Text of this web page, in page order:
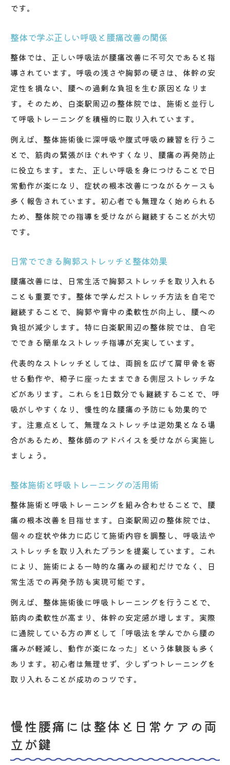
です。
整体で学ぶ正しい呼吸と腰痛改善の関係
整体では、正しい呼吸法が腰痛改善に不可欠であると指
導されています。呼吸の浅さや胸郭の硬さは、体幹の安
定性を損ない、腰への過剰な負担を生む原因となりま
す。そのため、白楽駅周辺の整体院では、施術と並行し
て呼吸トレーニングを積極的に取り入れています。
例えば、整体施術後に深呼吸や腹式呼吸の練習を行うこ
とで、筋肉の緊張がほぐれやすくなり、腰痛の再発防止
に役立ちます。また、正しい呼吸を身につけることで日
常動作が楽になり、症状の根本改善につながるケースも
多く報告されています。初心者でも無理なく始められる
ため、整体院での指導を受けながら継続することが大切
です。
日常でできる胸郭ストレッチと整体効果
腰痛改善には、日常生活で胸郭ストレッチを取り入れる
ことも重要です。整体で学んだストレッチ方法を自宅で
継続することで、胸郭や背中の柔軟性が向上し、腰への
負担が減少します。特に白楽駅周辺の整体院では、自宅
でできる簡単なストレッチ指導が充実しています。
代表的なストレッチとしては、両腕を広げて肩甲骨を寄
せる動作や、椅子に座ったままできる側屈ストレッチな
どがあります。これらを1日数分でも継続することで、呼
吸がしやすくなり、慢性的な腰痛の予防にも効果的で
す。注意点として、無理なストレッチは逆効果となる場
合があるため、整体師のアドバイスを受けながら実施し
ましょう。
整体施術と呼吸トレーニングの活用術
整体施術と呼吸トレーニングを組み合わせることで、腰
痛の根本改善を目指せます。白楽駅周辺の整体院では、
個々の症状や体力に応じて施術内容を調整し、呼吸法や
ストレッチを取り入れたプランを提案しています。これ
により、施術による一時的な痛みの緩和だけでなく、日
常生活での再発予防も実現可能です。
例えば、整体施術後に呼吸トレーニングを行うことで、
筋肉の柔軟性が高まり、体幹の安定感が増します。実際
に通院している方の声として「呼吸法を学んでから腰の
痛みが軽減し、動作が楽になった」という体験談も多く
あります。初心者は無理せず、少しずつトレーニングを
取り入れることが成功のコツです。
慢性腰痛には整体と日常ケアの両
立が鍵